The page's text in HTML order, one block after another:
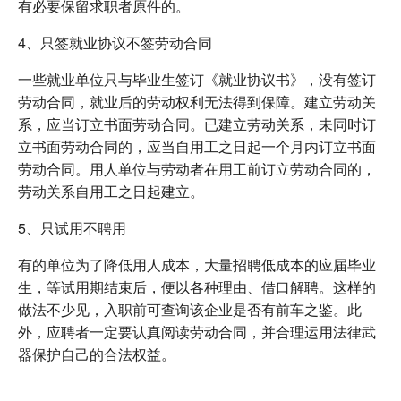
有必要保留求职者原件的。
4、只签就业协议不签劳动合同
一些就业单位只与毕业生签订《就业协议书》，没有签订
劳动合同，就业后的劳动权利无法得到保障。建立劳动关
系，应当订立书面劳动合同。已建立劳动关系，未同时订
立书面劳动合同的，应当自用工之日起一个月内订立书面
劳动合同。用人单位与劳动者在用工前订立劳动合同的，
劳动关系自用工之日起建立。
5、只试用不聘用
有的单位为了降低用人成本，大量招聘低成本的应届毕业
生，等试用期结束后，便以各种理由、借口解聘。这样的
做法不少见，入职前可查询该企业是否有前车之鉴。此
外，应聘者一定要认真阅读劳动合同，并合理运用法律武
器保护自己的合法权益。